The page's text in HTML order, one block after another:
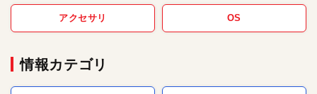
アクセサリ OS
情報カテゴリ